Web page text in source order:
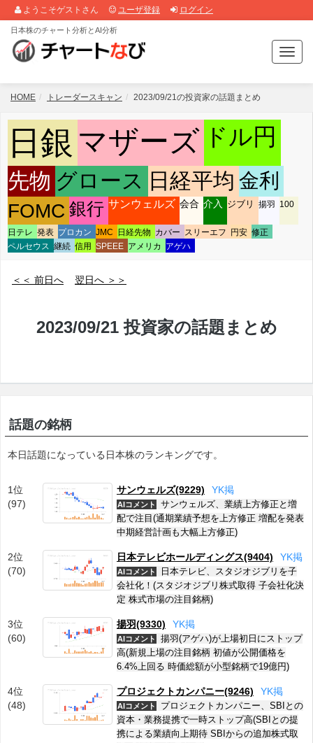
ようこそゲストさん ユーザ登録 ログイン
T
o
g
a
日本株のチャート分析とAI分析
HOME トレーダースキャン 2023/09/21の投資家の話題まとめ
日銀 マザーズ ドル円
先物 グロース 日経平均 金利
FOMC 銀行 サンウェルズ 会合 介入 ジブリ 揚羽 100
日テレ 発表 プロカン JMC 日経先物 カバー スリーエフ 円安 修正
ペルセウス 継続 信用 SPEEE アメリカ アゲハ
＜＜ 前日へ 翌日へ ＞＞
2023/09/21 投資家の話題まとめ
話題の銘柄
本日話題になっている日本株のランキングです。
1位
(97)
サンウェルズ(9229) YK掲
AIコメント
サンウェルズ、業績上方修正と増
配で注目(通期業績予想を上方修正 増配を発表
中期経営計画も大幅上方修正)
2位
(70)
日本テレビホールディングス(9404) YK掲
AIコメント
日本テレビ、スタジオジブリを子
会社化！(スタジオジブリ株式取得 子会社化決
定 株式市場の注目銘柄)
3位
(60)
揚羽(9330) YK掲
AIコメント
揚羽(アゲハ)が上場初日にストップ
高(新規上場の注目銘柄 初値が公開価格を
6.4%上回る 時価総額が小型銘柄で19億円)
4位
(48)
プロジェクトカンパニー(9246) YK掲
AIコメント
プロジェクトカンパニー、SBIとの
資本・業務提携で一時ストップ高(SBIとの提
携による業績向上期待 SBIからの追加株式取